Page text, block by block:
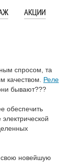
АКЦИИ
спросом, та
качеством. Реле
бывают???
обеспечить
свою новейшую